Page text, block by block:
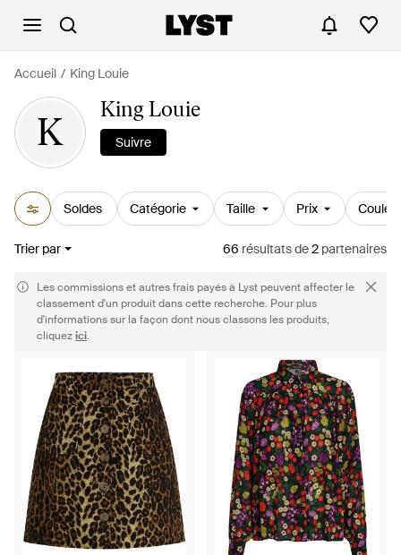
Accueil King Louie
K
King Louie
Suivre
Soldes Catégorie Taille Prix
Trier par 66 résultatsde2 partenaires
Les commissions et autres frais payés à Lyst peuvent affecter le
classement d'un produit dans cette recherche. Pour plus
d'informations sur la façon dont nous classons les produits,
cliquezici.